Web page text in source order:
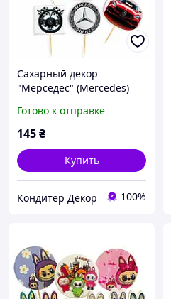
Сахарный декор
"Мерседес" (Мercedes)
кондитерский ТМ Slado
(Сладо)
Готово к отправке
145₴
Купить
Кондитер Декор 100%